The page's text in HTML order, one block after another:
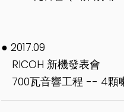
● 2017.09
RICOH 新機發表會
700瓦音響工程 -- 4顆